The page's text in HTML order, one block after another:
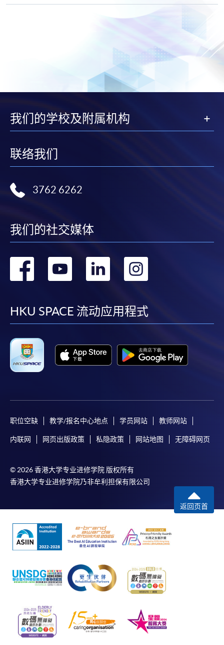
我们的学校及附属机构
联络我们
3762 6262
我们的社交媒体
转
facebook
转
youtube
转
linkedin
转
HKU SPACE 流动应用程式
职位空缺 教学/报名中心地点 学员网站 教师网站
内联网 网页出版政策 私隐政策 网站地图 无障碍网页
© 2026 香港大学专业进修学院 版权所有
香港大学专业进修学院乃非牟利担保有限公司
返回页首